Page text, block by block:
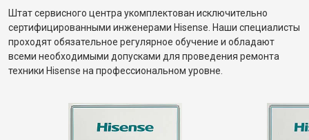
Штат сервисного центра укомплектован исключительно
сертифицированными инженерами Hisense. Наши специалисты
проходят обязательное регулярное обучение и обладают
всеми необходимыми допусками для проведения ремонта
техники Hisense на профессиональном уровне.